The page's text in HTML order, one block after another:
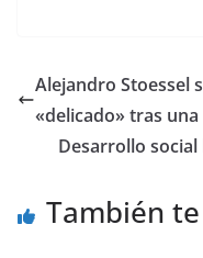
b
o
o
d
o
n
l
Alejandro Stoessel
«delicado» tras
Desarrollo social
También